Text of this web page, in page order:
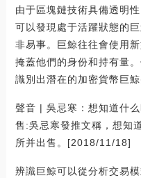
由于區塊鏈技術具備透明
可以發現處于活躍狀態的
非易事。巨鯨往往會使用
掩蓋他們的身份和持有量
識別出潛在的加密貨幣巨鯨
聲音 | 吳忌寒：想知道什
售:吳忌寒發推文稱，想知
所并出售。[2018/11/18]
辨識巨鯨可以從分析交易